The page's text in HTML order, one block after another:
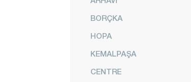
BORÇKA
HOPA
KEMALPAŞA
CENTRE